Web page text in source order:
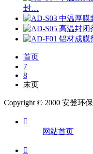
封…
首页
7
8
末页
Copyright © 2000 安登环

网站首页
